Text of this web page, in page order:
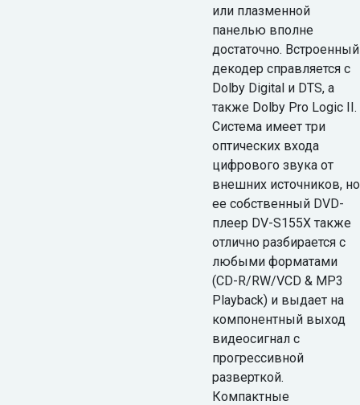
или плазменной
панелью вполне
достаточно. Встроенный
декодер справляется с
Dolby Digital и DTS, а
также Dolby Pro Logic II.
Система имеет три
оптических входа
цифрового звука от
внешних источников, но
ее собственный DVD-
плеер DV-S155X также
отлично разбирается с
любыми форматами
(CD-R/RW/VCD & MP3
Playback) и выдает на
компонентный выход
видеосигнал с
прогрессивной
разверткой.
Компактные